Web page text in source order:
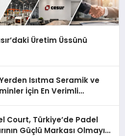
Üretim Üssünü
Isıtma Seramik ve
İçin En Verimli
Court, Türkiye’de Padel
Güçlü Markası Olmayı